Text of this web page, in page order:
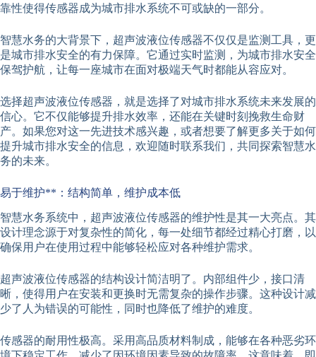
靠性使得传感器成为城市排水系统不可或缺的一部分。
智慧水务的大背景下，超声波液位传感器不仅仅是监测工具，更
是城市排水安全的有力保障。它通过实时监测，为城市排水安全
保驾护航，让每一座城市在面对极端天气时都能从容应对。
选择超声波液位传感器，就是选择了对城市排水系统未来发展的
信心。它不仅能够提升排水效率，还能在关键时刻挽救生命财
产。如果您对这一先进技术感兴趣，或者想要了解更多关于如何
提升城市排水安全的信息，欢迎随时联系我们，共同探索智慧水
务的未来。
易于维护**：结构简单，维护成本低
智慧水务系统中，超声波液位传感器的维护性是其一大亮点。其
设计理念源于对复杂性的简化，每一处细节都经过精心打磨，以
确保用户在使用过程中能够轻松应对各种维护需求。
超声波液位传感器的结构设计简洁明了。内部组件少，接口清
晰，使得用户在安装和更换时无需复杂的操作步骤。这种设计减
少了人为错误的可能性，同时也降低了维护的难度。
传感器的耐用性极高。采用高品质材料制成，能够在各种恶劣环